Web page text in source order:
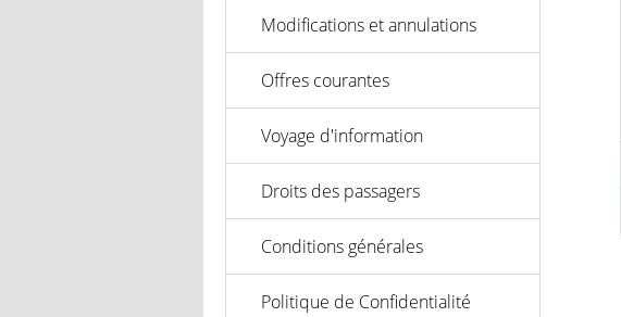
Modifications et annulations
Offres courantes
Voyage d'information
Droits des passagers
Conditions générales
Politique de Confidentialité